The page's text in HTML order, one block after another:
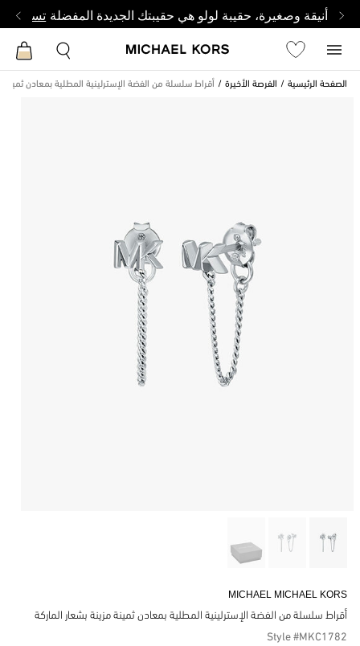
أنيقة وصغيرة، حقيبة لولو هي حقيبتك الجديدة المفضلة تسوق
الصفحة الرئيسية الفرصة الأخيرة أقراط سلسلة من الفضة الإسترلينية المطلية بمعادن ثمينة
MICHAEL MICHAEL KORS
أقراط سلسلة من الفضة الإسترلينية المطلية بمعادن ثمينة مزينة بشعار الماركة
Style #MKC1782